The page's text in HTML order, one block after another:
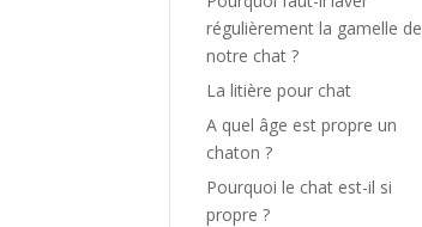
régulièrement la gamelle de
notre chat ?
La litière pour chat
A quel âge est propre un
chaton ?
Pourquoi le chat est-il si
propre ?